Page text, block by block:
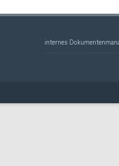
internes